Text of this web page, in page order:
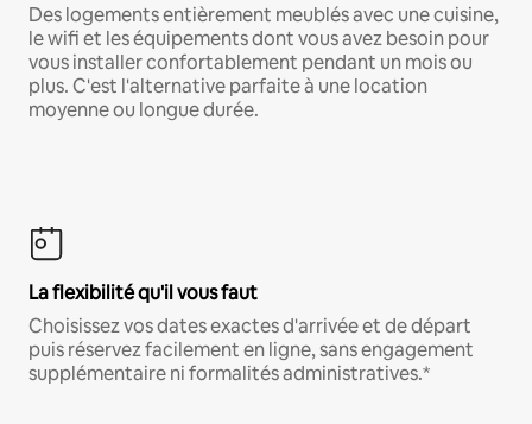
Des logements entièrement meublés avec une cuisine,
le wifi et les équipements dont vous avez besoin pour
vous installer confortablement pendant un mois ou
plus. C'est l'alternative parfaite à une location
moyenne ou longue durée.
La flexibilité qu'il vous faut
Choisissez vos dates exactes d'arrivée et de départ
puis réservez facilement en ligne, sans engagement
supplémentaire ni formalités administratives.*